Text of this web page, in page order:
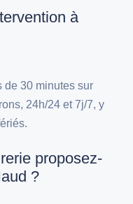
à
de 30 minutes sur
24h/24 et 7j/7, y
proposez-
?